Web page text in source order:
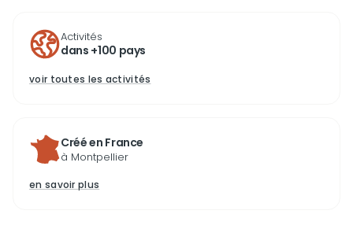
Activités
dans +100 pays
voir toutes les activités
Créé en France
à Montpellier
en savoir plus